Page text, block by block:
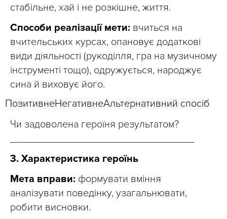
стабільне, хай і не розкішне, життя.
Способи реалізації мети: вчиться на
вчительських курсах, опановує додаткові
види діяльності (рукоділля, гра на музичному
інструменті тощо), одружується, народжує
сина й виховує його.
ПозитивнеНегативнеАльтернативний спосіб
Чи задоволена героїня результатом?
3. Характеристика героїнь
Мета вправи: формувати вміння
аналізувати поведінку, узагальнювати,
робити висновки.